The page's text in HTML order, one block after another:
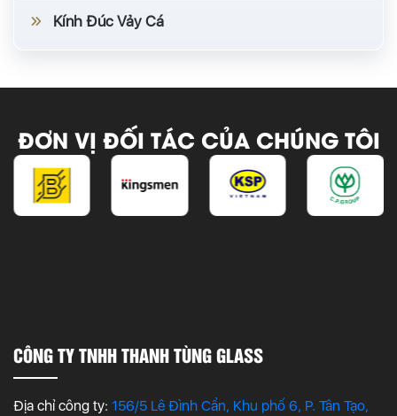
Kính Đúc Vảy Cá
ĐƠN VỊ ĐỐI TÁC CỦA CHÚNG TÔI
CÔNG TY TNHH THANH TÙNG GLASS
Địa chỉ công ty: 156/5 Lê Đình Cẩn, Khu phố 6, P. Tân Tạo,